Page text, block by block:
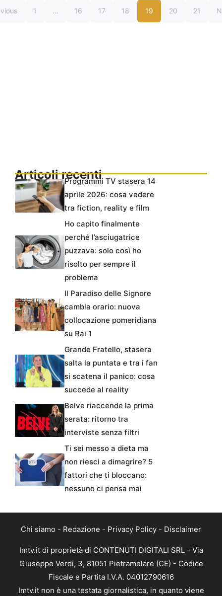
1 … 16 17 18 19 20 21
Articoli recentiProgrammi TV stasera 14
aprile 2026: cosa vedere
tra fiction, reality e film
Ho capito finalmente
perché l’asciugatrice
puzzava: solo così ho
risolto per sempre il
problema
Il Paradiso delle Signore
cambia orario: nuova
collocazione pomeridiana
su Rai 1
Grande Fratello, stasera
salta la puntata e tra i fan
si scatena il panico: cosa
succede al reality
Belve riaccende la prima
serata: ritorno tra
interviste senza filtri
Ti sei messo a dieta ma
non riesci a dimagrire? 5
fattori che ti bloccano:
nessuno ci pensa mai
Chi siamo - Redazione - Privacy Policy - Disclaimer
Imtv.it di proprietà di CONTENUTI DIGITALI SRL - Via
Giuseppe Verdi, 3, 81051 Pietramelare (CE) - Codice
Fiscale e Partita I.V.A. 04012790616
Imtv.it non è una testata giornalistica, in quanto viene